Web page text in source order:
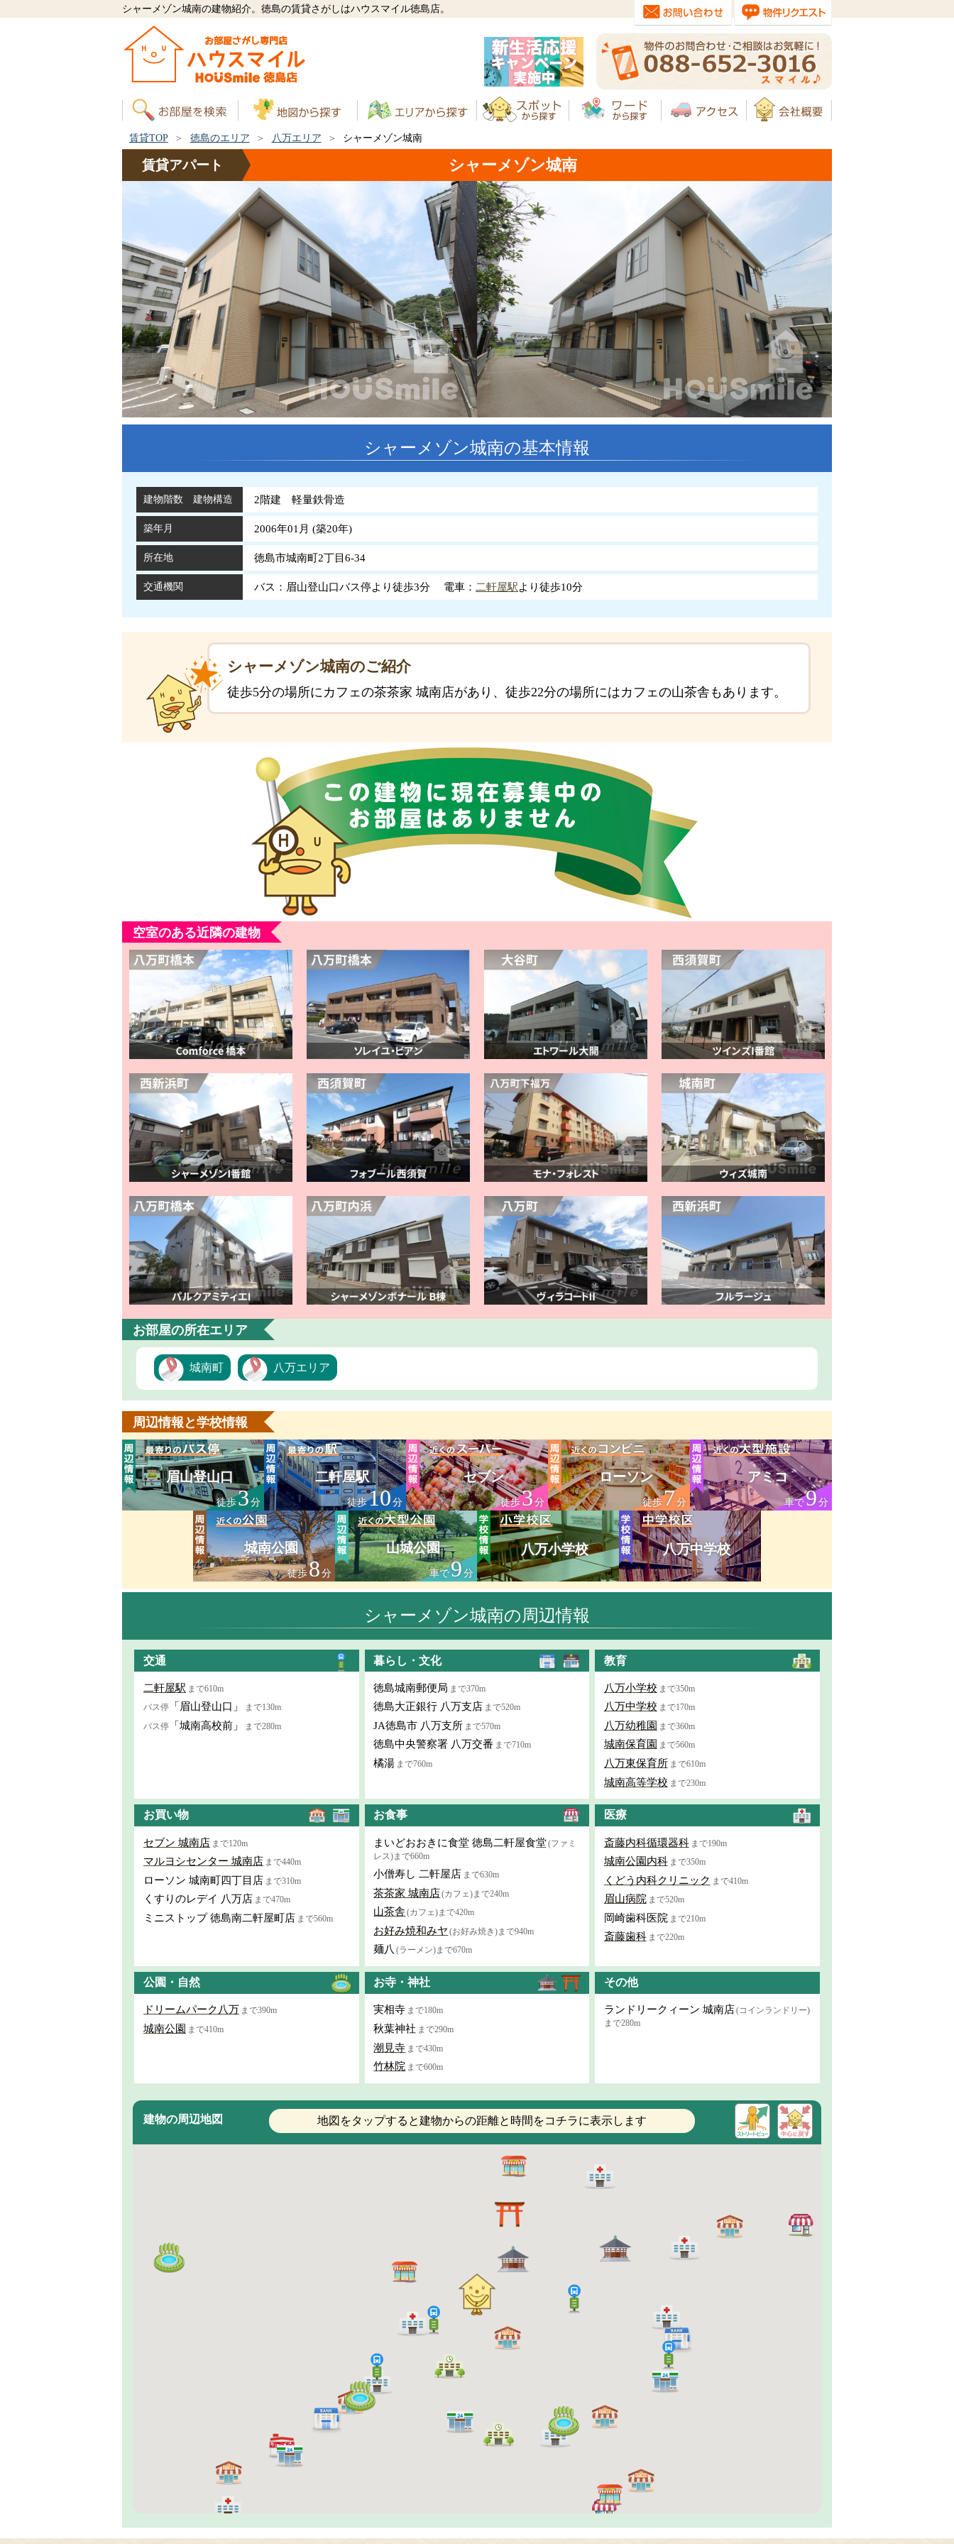
シャーメゾン城南の建物紹介。徳島の賃貸さがしはハウスマイル徳島店。
賃貸TOP 徳島のエリア 八万エリア シャーメゾン城南
賃貸アパート シャーメゾン城南
シャーメゾン城南の基本情報
建物階数 建物構造 2階建 軽量鉄骨造
築年月 2006年01月 (築20年)
所在地 徳島市城南町2丁目6-34
交通機関 バス：眉山登山口バス停より徒歩3分 電車： 二軒屋駅より徒歩10分
シャーメゾン城南のご紹介
徒歩5分の場所にカフェの茶茶家 城南店があり、徒歩22分の場所にはカフェの山茶舎もあります。
空室のある近隣の建物
お部屋の所在エリア
城南町 八万エリア
周辺情報と学校情報
眉山登山口
徒歩3分
二軒屋駅
徒歩10分
セブン
徒歩3分
ローソン
徒歩7分
アミコ
車で9分
城南公園
徒歩8分
山城公園
車で9分
八万小学校 八万中学校
シャーメゾン城南の周辺情報
交通
二軒屋駅 まで610m
バス停 「眉山登山口」
まで130m
バス停 「城南高校前」 まで280m
暮らし・文化
徳島城南郵便局 まで370m
徳島大正銀行 八万支店 まで520m
JA徳島市 八万支所 まで570m
徳島中央警察署 八万交番 まで710m
橘湯 まで760m
教育
八万小学校 まで350m
八万中学校 まで170m
八万幼稚園 まで360m
城南保育園 まで560m
八万東保育所 まで610m
城南高等学校 まで230m
お買い物
セブン 城南店 まで120m
マルヨシセンター 城南店 まで440m
ローソン 城南町四丁目店 まで310m
くすりのレデイ 八万店 まで470m
ミニストップ 徳島南二軒屋町店 まで560m
お食事
まいどおおきに食堂 徳島二軒屋食堂(ファミ
レス)まで660m
小僧寿し 二軒屋店 まで630m
茶茶家 城南店(カフェ)まで240m
山茶舎 (カフェ)まで420m
お好み焼和みヤ (お好み焼き)まで940m
麺八 (ラーメン)まで670m
医療
斎藤内科循環器科 まで190m
城南公園内科 まで350m
くどう内科クリニック まで410m
眉山病院 まで520m
岡崎歯科医院 まで210m
斎藤歯科 まで220m
公園・自然
ドリームパーク八万 まで390m
城南公園 まで410m
お寺・神社
実相寺 まで180m
秋葉神社 まで290m
潮見寺 まで430m
竹林院 まで600m
その他
ランドリークィーン 城南店(コインランドリー)
まで280m
建物の周辺地図 地図をタップすると建物からの距離と時間をコチラに表示します